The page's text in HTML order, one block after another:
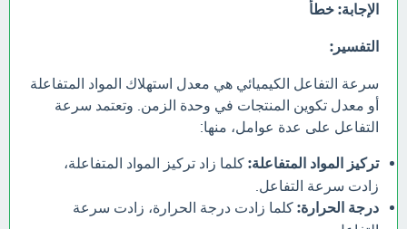
الإجابة: خطأ
التفسير:
سرعة التفاعل الكيميائي هي معدل استهلاك المواد المتفاعلة
أو معدل تكوين المنتجات في وحدة الزمن. وتعتمد سرعة
التفاعل على عدة عوامل، منها:
تركيز المواد المتفاعلة: كلما زاد تركيز المواد المتفاعلة،
زادت سرعة التفاعل.
درجة الحرارة: كلما زادت درجة الحرارة، زادت سرعة